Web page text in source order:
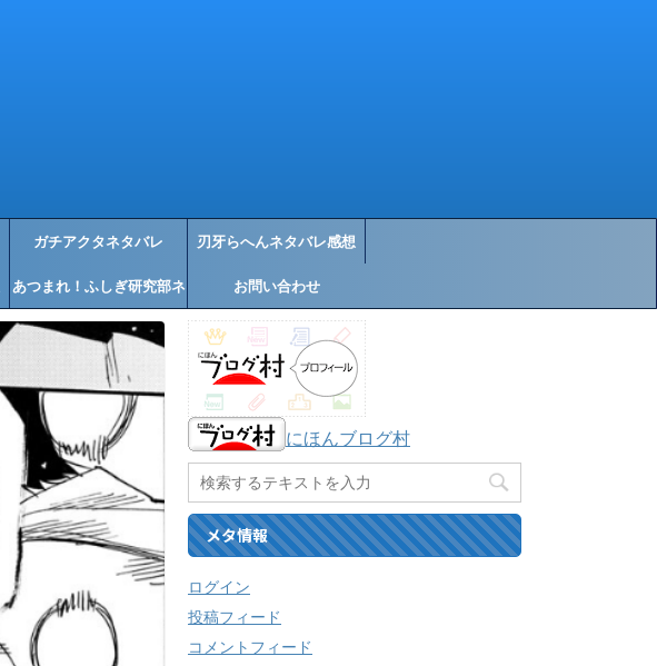
ガチアクタネタバレ 刃牙らへんネタバレ感想
あつまれ！ふしぎ研究部ネ
タバレ感想
お問い合わせ
にほんブログ村
メタ情報
ログイン
投稿フィード
コメントフィード